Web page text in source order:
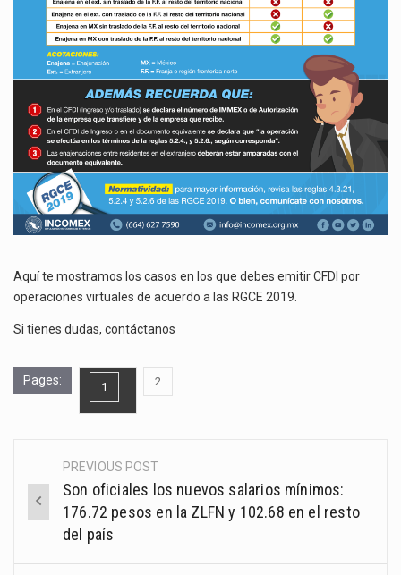
Aquí te mostramos los casos en los que debes emitir CFDI por
operaciones virtuales de acuerdo a las RGCE 2019.
Si tienes dudas, contáctanos
Pages: 1
, 2
Post
navigation
PREVIOUS POST
Son oficiales los nuevos salarios mínimos:
176.72 pesos en la ZLFN y 102.68 en el resto
del país